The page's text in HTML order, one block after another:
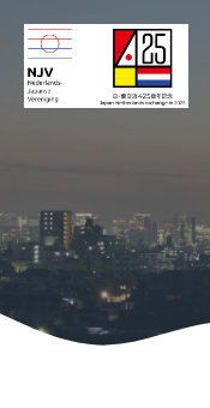
naar
inhoud